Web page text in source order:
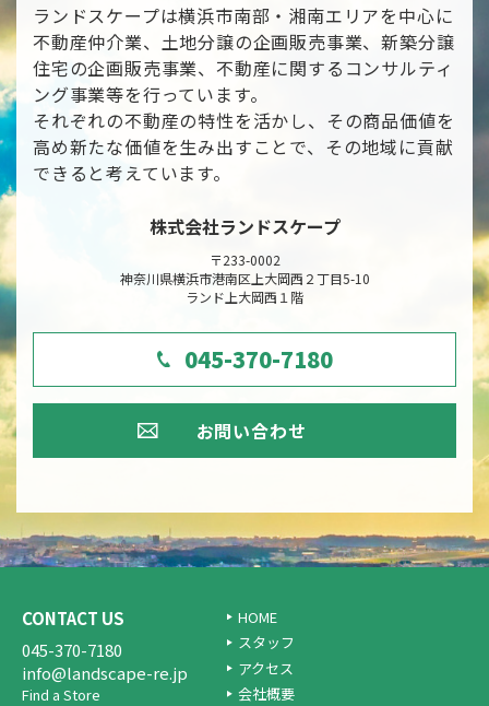
ランドスケープは横浜市南部・湘南エリアを中心に
不動産仲介業、土地分譲の企画販売事業、新築分譲
住宅の企画販売事業、不動産に関するコンサルティ
ング事業等を行っています。
それぞれの不動産の特性を活かし、その商品価値を
高め新たな価値を生み出すことで、その地域に貢献
できると考えています。
株式会社ランドスケープ
〒233-0002
神奈川県横浜市港南区上大岡西２丁目5-10
ランド上大岡西１階
045-370-7180
お問い合わせ
CONTACT US
045-370-7180
info@landscape-re.jp
Find a Store
HOME
スタッフ
アクセス
会社概要